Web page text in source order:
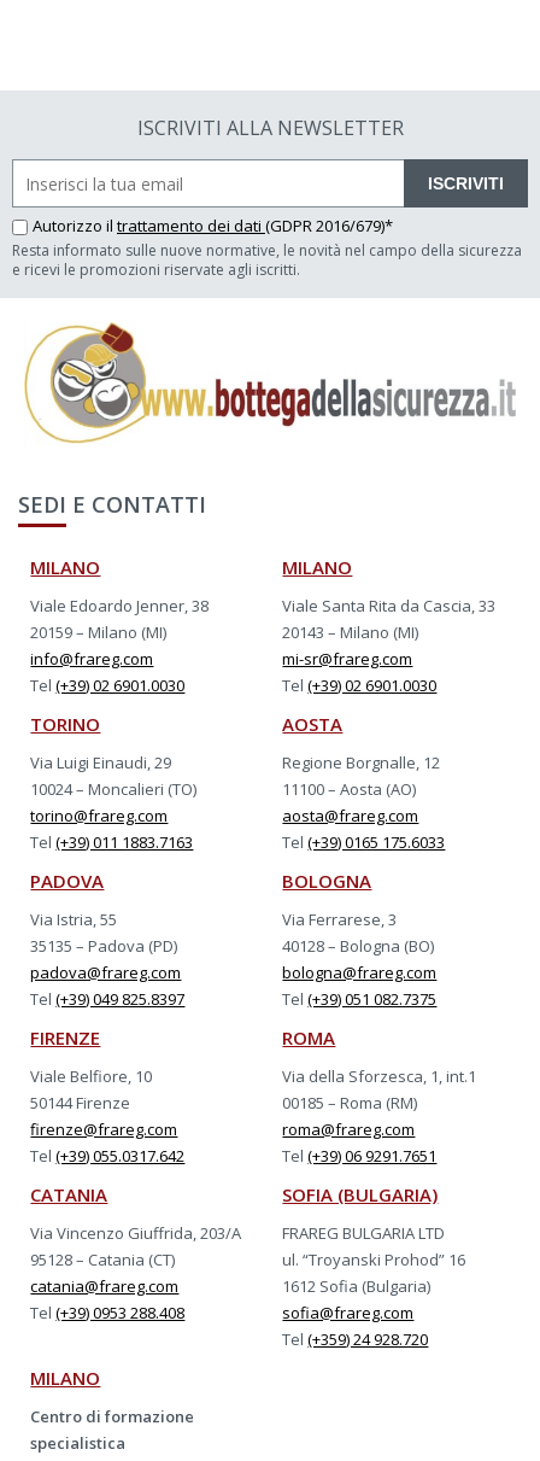
ISCRIVITI ALLA NEWSLETTER
ISCRIVITI
Autorizzo il trattamento dei dati (GDPR 2016/679)*
Resta informato sulle nuove normative, le novità nel campo della sicurezza
e ricevi le promozioni riservate agli iscritti.
SEDI E CONTATTI
MILANO
Viale Edoardo Jenner, 38
20159 – Milano (MI)
info@frareg.com
Tel(+39) 02 6901.0030
MILANO
Viale Santa Rita da Cascia, 33
20143 – Milano (MI)
mi-sr@frareg.com
Tel(+39) 02 6901.0030
TORINO
Via Luigi Einaudi, 29
10024 – Moncalieri (TO)
torino@frareg.com
Tel(+39) 011 1883.7163
AOSTA
Regione Borgnalle, 12
11100 – Aosta (AO)
aosta@frareg.com
Tel(+39) 0165 175.6033
PADOVA
Via Istria, 55
35135 – Padova (PD)
padova@frareg.com
Tel(+39) 049 825.8397
BOLOGNA
Via Ferrarese, 3
40128 – Bologna (BO)
bologna@frareg.com
Tel(+39) 051 082.7375
FIRENZE
Viale Belfiore, 10
50144 Firenze
firenze@frareg.com
Tel(+39) 055.0317.642
ROMA
Via della Sforzesca, 1, int.1
00185 – Roma (RM)
roma@frareg.com
Tel(+39) 06 9291.7651
CATANIA
Via Vincenzo Giuffrida, 203/A
95128 – Catania (CT)
catania@frareg.com
Tel(+39) 0953 288.408
SOFIA (BULGARIA)
FRAREG BULGARIA LTD
ul. “Troyanski Prohod” 16
1612 Sofia (Bulgaria)
sofia@frareg.com
Tel(+359) 24 928.720
MILANO
Centro di formazione
specialistica